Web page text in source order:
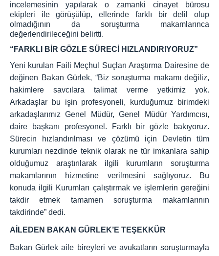
incelemesinin yapılarak o zamanki cinayet bürosu
ekipleri ile görüşülüp, ellerinde farklı bir delil olup
olmadığının da soruşturma makamlarınca
değerlendirileceğini belirtti.
“FARKLI BİR GÖZLE SÜRECİ HIZLANDIRIYORUZ”
Yeni kurulan Faili Meçhul Suçları Araştırma Dairesine de
değinen Bakan Gürlek, “Biz soruşturma makamı değiliz,
hakimlere savcılara talimat verme yetkimiz yok.
Arkadaşlar bu işin profesyoneli, kurduğumuz birimdeki
arkadaşlarımız Genel Müdür, Genel Müdür Yardımcısı,
daire başkanı profesyonel. Farklı bir gözle bakıyoruz.
Sürecin hızlandırılması ve çözümü için Devletin tüm
kurumları nezdinde teknik olarak ne tür imkanlara sahip
olduğumuz araştırılarak ilgili kurumların soruşturma
makamlarının hizmetine verilmesini sağlıyoruz. Bu
konuda ilgili Kurumları çalıştırmak ve işlemlerin gereğini
takdir etmek tamamen soruşturma makamlarının
takdirinde” dedi.
AİLEDEN BAKAN GÜRLEK’E TEŞEKKÜR
Bakan Gürlek aile bireyleri ve avukatların soruşturmayla